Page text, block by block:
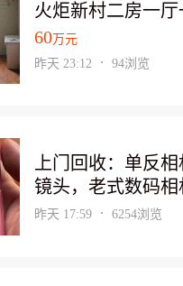
火炬新村二房一厅
60万元
昨天 23:12
94浏览
上门回收：单反
镜头，老式数码
富士，松下，徕卡
昨天 17:59 6254浏览